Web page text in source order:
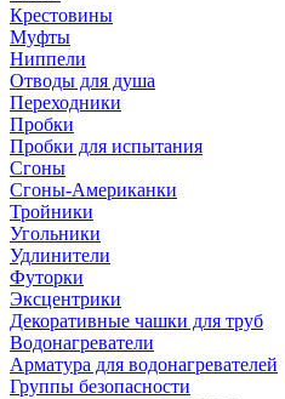
Крестовины
Муфты
Ниппели
Отводы для душа
Переходники
Пробки
Пробки для испытания
Сгоны
Сгоны-Американки
Тройники
Угольники
Удлинители
Футорки
Эксцентрики
Декоративные чашки для труб
Водонагреватели
Арматура для водонагревателей
Группы безопасности